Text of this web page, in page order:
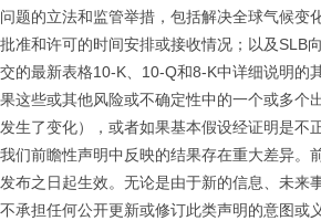
问题的立法和监管举措，包括解决全球气候变
批准和许可的时间安排或接收情况；以及SLB
交的最新表格10-K、10-Q和8-K中详细说明的
果这些或其他风险或不确定性中的一个或多个
发生了变化），或者如果基本假设经证明是不
我们前瞻性声明中反映的结果存在重大差异。
发布之日起生效。无论是由于新的信息、未来
不承担任何公开更新或修订此类声明的意图或义